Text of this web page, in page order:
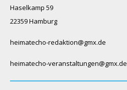
Haselkamp 59
22359 Hamburg
heimatecho-redaktion@gmx.de
heimatecho-veranstaltungen@gmx.de